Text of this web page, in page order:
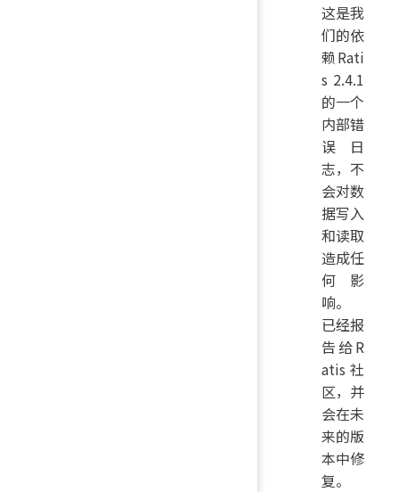
这是我
们的依
赖Rati
s 2.4.1
的一个
内部错
误日
志，不
会对数
据写入
和读取
造成任
何影
响。
已经报
告给R
atis社
区，并
会在未
来的版
本中修
复。